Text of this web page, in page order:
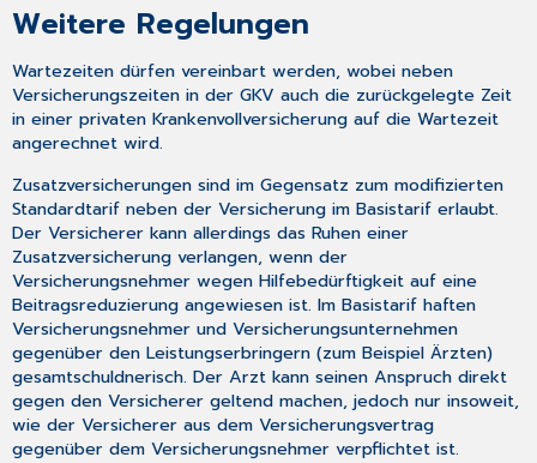
Weitere Regelungen
Wartezeiten dürfen vereinbart werden, wobei neben
Versicherungszeiten in der GKV auch die zurückgelegte Zeit
in einer privaten Krankenvollversicherung auf die Wartezeit
angerechnet wird.
Zusatzversicherungen sind im Gegensatz zum modifizierten
Standardtarif neben der Versicherung im Basistarif erlaubt.
Der Versicherer kann allerdings das Ruhen einer
Zusatzversicherung verlangen, wenn der
Versicherungsnehmer wegen Hilfebedürftigkeit auf eine
Beitragsreduzierung angewiesen ist. Im Basistarif haften
Versicherungsnehmer und Versicherungsunternehmen
gegenüber den Leistungserbringern (zum Beispiel Ärzten)
gesamtschuldnerisch. Der Arzt kann seinen Anspruch direkt
gegen den Versicherer geltend machen, jedoch nur insoweit,
wie der Versicherer aus dem Versicherungsvertrag
gegenüber dem Versicherungsnehmer verpflichtet ist.